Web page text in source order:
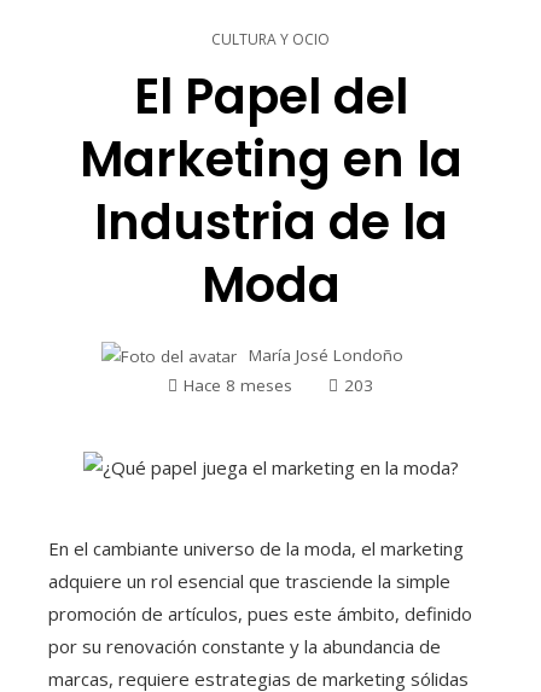
CULTURA Y OCIO
El Papel del
Marketing en la
Industria de la
Moda
María José Londoño
Hace 8 meses
203
En el cambiante universo de la moda, el marketing
adquiere un rol esencial que trasciende la simple
promoción de artículos, pues este ámbito, definido
por su renovación constante y la abundancia de
marcas, requiere estrategias de marketing sólidas